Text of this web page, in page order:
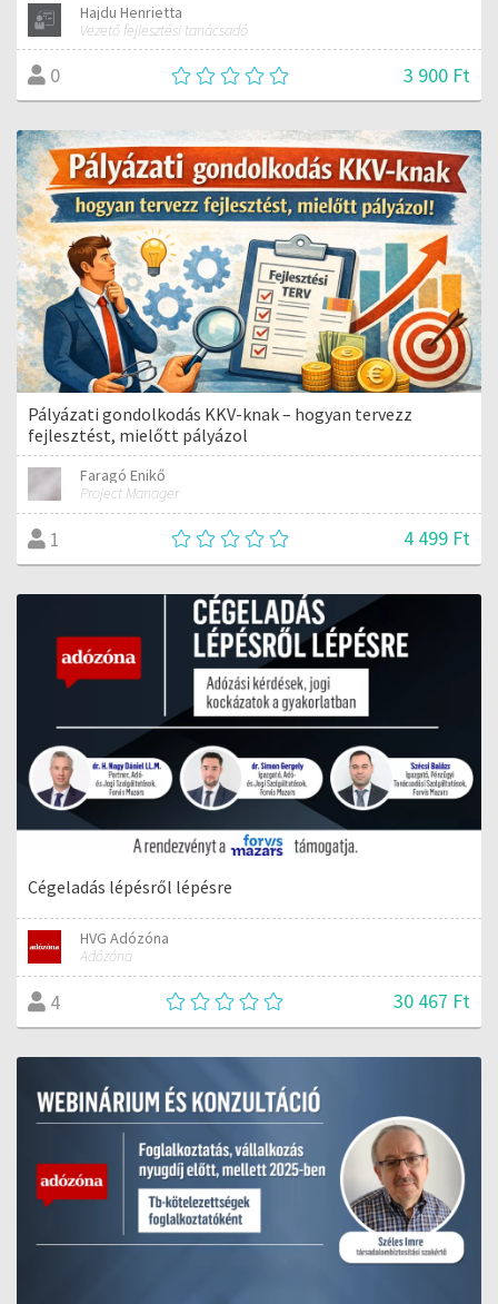
Hajdu Henrietta
Vezető fejlesztési tanácsadó
0 3 900 Ft
Pályázati gondolkodás KKV-knak – hogyan tervezz
fejlesztést, mielőtt pályázol
Faragó Enikő
Project Manager
1 4 499 Ft
Cégeladás lépésről lépésre
HVG Adózóna
Adózóna
4 30 467 Ft